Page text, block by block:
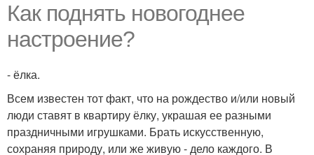
Как поднять новогоднее
настроение?
- ёлка.
Всем известен тот факт, что на рождество и/или новый
люди ставят в квартиру ёлку, украшая ее разными
праздничными игрушками. Брать искусственную,
сохраняя природу, или же живую - дело каждого. В